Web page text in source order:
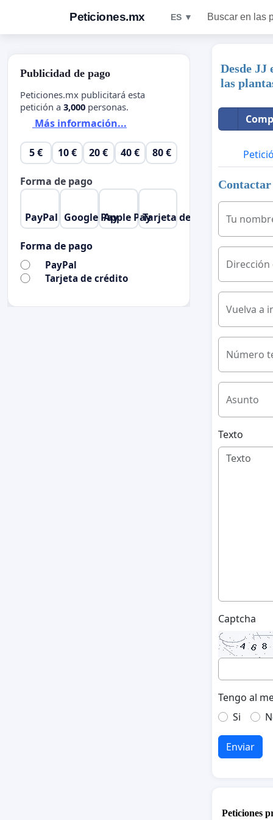
Peticiones.mx ES ▼ Buscar en las
Desde JJ
las
Tu
Vuelva a
Número
Asunto
Texto
Captcha
Tengo al
Si
Enviar
Peticiones
Publicidad de pago
Peticiones.mx publicitará esta
petición a 3,000 personas.
Más información...
5 € 10 € 20 € 40 € 80 €
Forma de pago
PayPal Google PayApple PayTarjeta de crédito
Forma de pago
PayPal
Tarjeta de crédito